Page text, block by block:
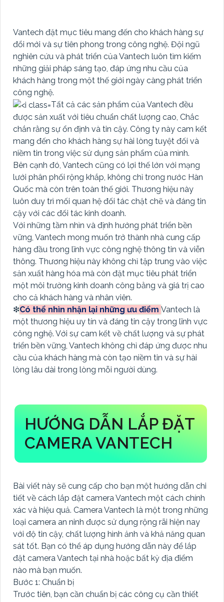
Vantech đặt mục tiêu mang đến cho khách hàng sự
đổi mới và sự tiên phong trong công nghệ. Đội ngũ
nghiên cứu và phát triển của Vantech luôn tìm kiếm
những giải pháp sáng tạo, đáp ứng nhu cầu của
khách hàng trong một thế giới ngày càng phát triển
công nghệ.
Tất cả các sản phẩm của Vantech đều
được sản xuất với tiêu chuẩn chất lượng cao, Chắc
chắn rằng sự ổn định và tin cậy. Công ty này cam kết
mang đến cho khách hàng sự hài lòng tuyệt đối và
niềm tin trong việc sử dụng sản phẩm của mình.
Bên cạnh đó, Vantech cũng có lợi thế lớn với mạng
lưới phân phối rộng khắp, không chỉ trong nước Hàn
Quốc mà còn trên toàn thế giới. Thương hiệu này
luôn duy trì mối quan hệ đối tác chặt chẽ và đáng tin
cậy với các đối tác kinh doanh.
Với những tầm nhìn và định hướng phát triển bền
vững, Vantech mong muốn trở thành nhà cung cấp
hàng đầu trong lĩnh vực công nghệ thông tin và viễn
thông. Thương hiệu này không chỉ tập trung vào việc
sản xuất hàng hóa mà còn đặt mục tiêu phát triển
một môi trường kinh doanh công bằng và giá trị cao
cho cả khách hàng và nhân viên.
❇Có thể nhìn nhận lại những ưu điểm Vantech là
một thương hiệu uy tín và đáng tin cậy trong lĩnh vực
công nghệ. Với sự cam kết về chất lượng và sự phát
triển bền vững, Vantech không chỉ đáp ứng được nhu
cầu của khách hàng mà còn tạo niềm tin và sự hài
lòng lâu dài trong lòng mỗi người dùng.
HƯỚNG DẪN LẮP ĐẶT
CAMERA VANTECH
Bài viết này sẽ cung cấp cho bạn một hướng dẫn chi
tiết về cách lắp đặt camera Vantech một cách chính
xác và hiệu quả. Camera Vantech là một trong những
loại camera an ninh được sử dụng rộng rãi hiện nay
với độ tin cậy, chất lượng hình ảnh và khả năng quan
sát tốt. Bạn có thể áp dụng hướng dẫn này để lắp
đặt camera Vantech tại nhà hoặc bất kỳ địa điểm
nào mà bạn muốn.
Bước 1: Chuẩn bị
Trước tiên, bạn cần chuẩn bị các công cụ cần thiết